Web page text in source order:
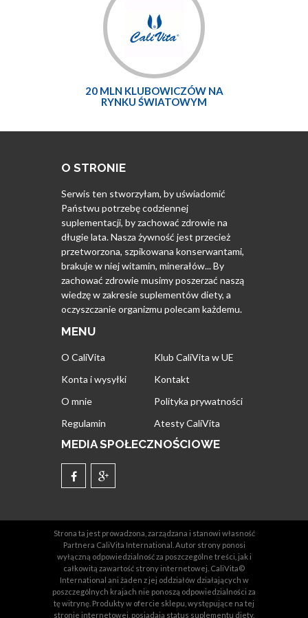
20 MLN KLUBOWICZÓW NA
RYNKU ŚWIATOWYM
O STRONIE
Serwis ten stworzyłam, by uświadomić
Państwu potrzebę codziennej
suplementacji, by zachować zdrowie na
długie lata. Nasza żywność jest przecież
przetworzona, szpikowana konserwantami,
brakuje w niej witamin, minerałów... By
zachować zdrowie musimy poszerzać naszą
wiedzę w zakresie suplementów diety, a
oczyszczanie organizmu polecam każdemu.
MENU
O CaliVita
Klub CaliVita w UE
Konta i wysyłki
Kontakt
O mnie
Polityka prywatności
Regulamin
Atesty CaliVita
MEDIA SPOŁECZNOŚCIOWE
Strona ta jest prowadzona, zarządzana i stanowi własność
Partnera CaliVita International. Autor strony ponosi
wyłączną odpowiedzialność za poszczególne treści, jak i
całkowitą zawartość strony internetowej. CaliVita©
International ani żaden z jej oddziałów działających w
poszczególnych krajach nie ponoszą odpowiedzialności za
tę witrynę. Produkty w ofercie sklepu, występujące na tej
stronie internetowej, posiadają status suplementu diety,